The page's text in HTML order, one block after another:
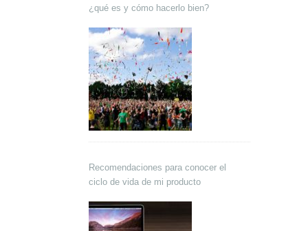
¿qué es y cómo hacerlo bien?
Recomendaciones para conocer el
ciclo de vida de mi producto